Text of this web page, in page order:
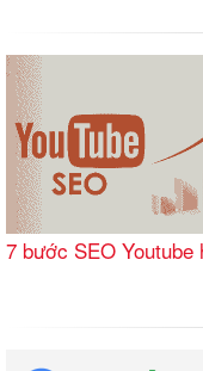
7 bước SEO Youtube